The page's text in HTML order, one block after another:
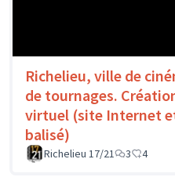
Richelieu, ville de
de tournages.
virtuel (site Internet
balisé)
Richelieu 17/21 3 4